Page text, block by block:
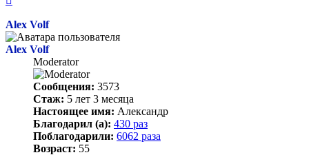
началу
Alex Volf
Alex Volf
Moderator
Сообщения: 3573
Стаж: 5 лет 3 месяца
Настоящее имя: Александр
Благодарил (а): 430 раз
Поблагодарили: 6062 раза
Возраст: 55